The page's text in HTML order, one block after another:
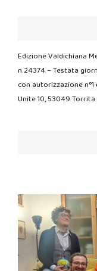
Edizione Valdichiana
n.24374 – Testata
con autorizzazione
Unite 10, 53049 Torrita